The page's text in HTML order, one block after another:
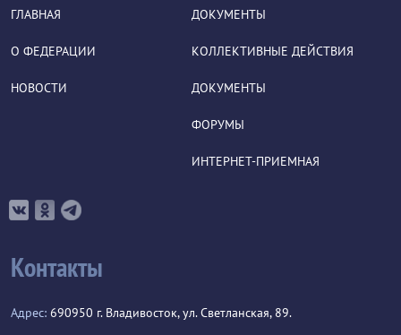
ГЛАВНАЯ
О ФЕДЕРАЦИИ
НОВОСТИ
ДОКУМЕНТЫ
КОЛЛЕКТИВНЫЕ ДЕЙСТВИЯ
ДОКУМЕНТЫ
ФОРУМЫ
ИНТЕРНЕТ-ПРИЕМНАЯ
Контакты
Адрес: 690950 г. Владивосток, ул. Светланская, 89.